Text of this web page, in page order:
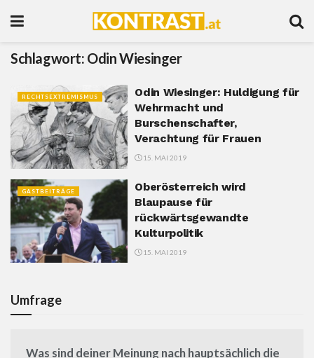
Schlagwort: Odin Wiesinger
RECHTSEXTREMISMUS
Odin Wiesinger: Huldigung für
Wehrmacht und
Burschenschafter,
Verachtung für Frauen
15. MAI 2019
GASTBEITRÄGE
Oberösterreich wird
Blaupause für
rückwärtsgewandte
Kulturpolitik
15. MAI 2019
Umfrage
Was sind deiner Meinung nach hauptsächlich die